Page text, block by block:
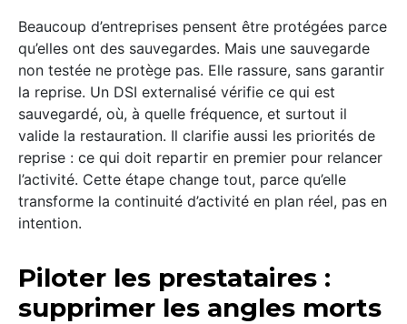
Beaucoup d’entreprises pensent être protégées parce
qu’elles ont des sauvegardes. Mais une sauvegarde
non testée ne protège pas. Elle rassure, sans garantir
la reprise. Un DSI externalisé vérifie ce qui est
sauvegardé, où, à quelle fréquence, et surtout il
valide la restauration. Il clarifie aussi les priorités de
reprise : ce qui doit repartir en premier pour relancer
l’activité. Cette étape change tout, parce qu’elle
transforme la continuité d’activité en plan réel, pas en
intention.
Piloter les prestataires :
supprimer les angles morts